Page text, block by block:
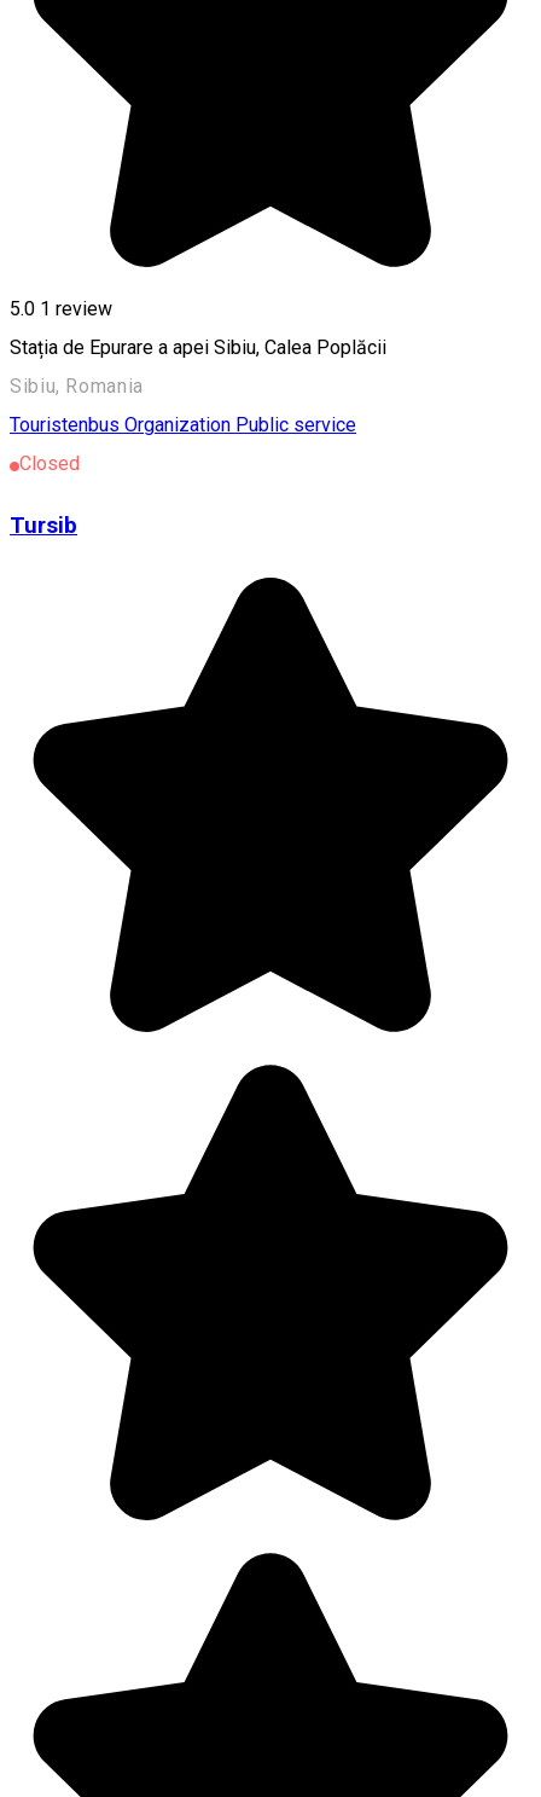
5.0 1 review
Stația de Epurare a apei Sibiu, Calea Poplăcii
Sibiu, Romania
Touristenbus Organization Public service
Closed
Tursib